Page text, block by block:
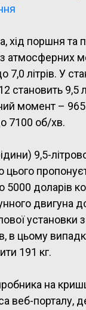
хід поршня та
атмосферних
7,0 літрів. У
становить 9,5
момент –
7100 об/хв.
9,5-
цього
5000 доларів
двигуна
установки
в цьому
191 кг.
на
веб-порталу,